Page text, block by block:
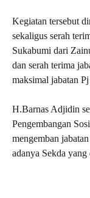
Kegiatan tersebut
sekaligus serah
Sukabumi dari
dan serah terima
maksimal jabatan
H.Barnas Adjidin
Pengembangan
mengemban
adanya Sekda